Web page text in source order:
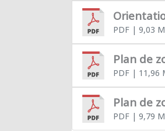
PDF| 9,03
Plan de
PDF| 11,96
Plan de
PDF| 9,79